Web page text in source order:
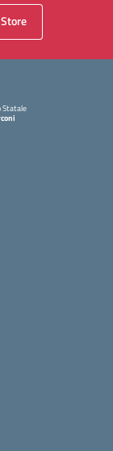
Statale
iniziale della scuola